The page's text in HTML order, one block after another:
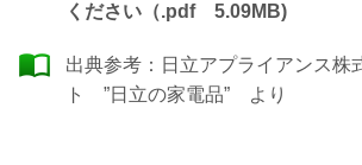
ください（.pdf 5.09MB)
出典参考： 日立アプライアンス
ト ”日立の家電品” より